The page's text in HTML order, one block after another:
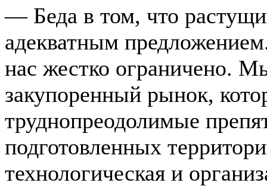
— Беда в том, что
адекватным
нас жестко ограничено.
закупоренный рынок,
труднопреодолимые
подготовленных
технологическая и